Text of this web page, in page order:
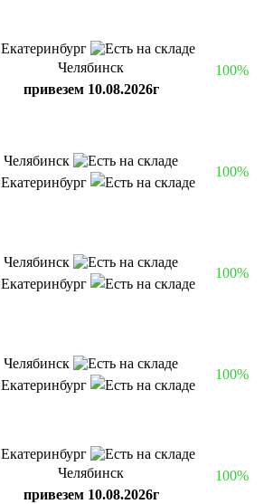
Екатеринбург
Челябинск
привезем 10.08.2026г
100%
Челябинск
Екатеринбург
100%
Челябинск
Екатеринбург
100%
Челябинск
Екатеринбург
100%
Екатеринбург
Челябинск
привезем 10.08.2026г
100%